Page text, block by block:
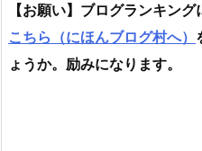
【お願い】ブログランキン
こちら（にほんブログ村へ）
ょうか。励みになります。